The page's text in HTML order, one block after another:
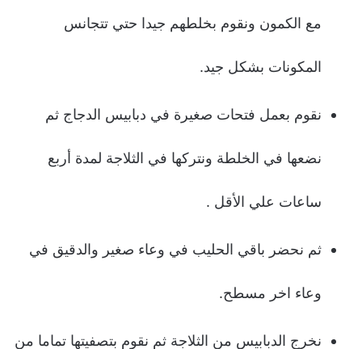
مع الكمون ونقوم بخلطهم جيدا حتي تتجانس
المكونات بشكل جيد.
نقوم بعمل فتحات صغيرة في دبابيس الدجاج ثم
نضعها في الخلطة ونتركها في الثلاجة لمدة أربع
ساعات علي الأقل .
ثم نحضر باقي الحليب في وعاء صغير والدقيق في
وعاء اخر مسطح.
نخرج الدبابيس من الثلاجة ثم نقوم بتصفيتها تماما من